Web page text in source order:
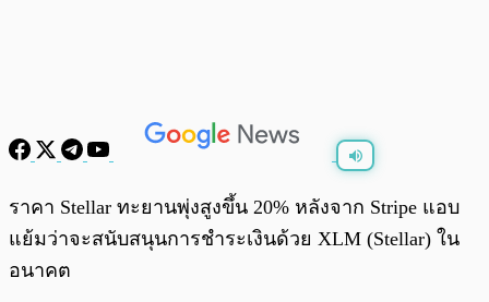
ราคา Stellar ทะยานพุ่งสูงขึ้น 20% หลังจาก Stripe แอบ
แย้มว่าจะสนับสนุนการชำระเงินด้วย XLM (Stellar) ใน
อนาคต